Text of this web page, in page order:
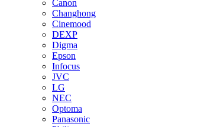
Canon
Changhong
Cinemood
DEXP
Digma
Epson
Infocus
JVC
LG
NEC
Optoma
Panasonic